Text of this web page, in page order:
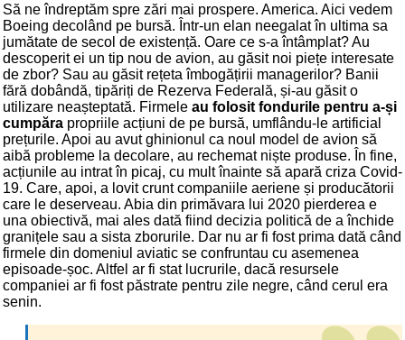
Să ne îndreptăm spre zări mai prospere. America. Aici vedem
Boeing decolând pe bursă. Într-un elan neegalat în ultima sa
jumătate de secol de existență. Oare ce s-a întâmplat? Au
descoperit ei un tip nou de avion, au găsit noi piețe interesate
de zbor? Sau au găsit rețeta îmbogățirii managerilor? Banii
fără dobândă, tipăriți de Rezerva Federală, și-au găsit o
utilizare neașteptată. Firmele au folosit fondurile pentru a-și
cumpăra propriile acțiuni de pe bursă, umflându-le artificial
prețurile. Apoi au avut ghinionul ca noul model de avion să
aibă probleme la decolare, au rechemat niște produse. În fine,
acțiunile au intrat în picaj, cu mult înainte să apară criza Covid-
19. Care, apoi, a lovit crunt companiile aeriene și producătorii
care le deserveau. Abia din primăvara lui 2020 pierderea e
una obiectivă, mai ales dată fiind decizia politică de a închide
granițele sau a sista zborurile. Dar nu ar fi fost prima dată când
firmele din domeniul aviatic se confruntau cu asemenea
episoade-șoc. Altfel ar fi stat lucrurile, dacă resursele
companiei ar fi fost păstrate pentru zile negre, când cerul era
senin.